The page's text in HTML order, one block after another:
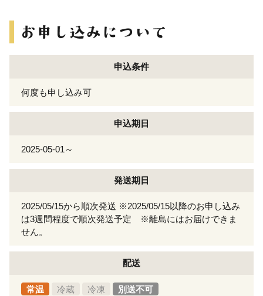
申込条件
何度も申し込み可
申込期日
2025-05-01～
発送期日
2025/05/15から順次発送 ※2025/05/15以降のお申し込み
は3週間程度で順次発送予定 ※離島にはお届けできま
せん。
配送
常温 冷蔵 冷凍 別送不可